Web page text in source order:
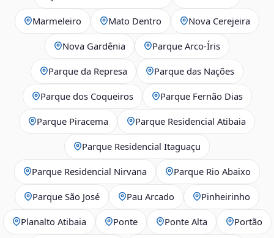
Marmeleiro Mato Dentro Nova Cerejeira
Nova Gardênia Parque Arco-Íris
Parque da Represa Parque das Nações
Parque dos Coqueiros Parque Fernão Dias
Parque Piracema Parque Residencial Atibaia
Parque Residencial Itaguaçu
Parque Residencial Nirvana Parque Rio Abaixo
Parque São José Pau Arcado Pinheirinho
Planalto Atibaia Ponte Ponte Alta Portão